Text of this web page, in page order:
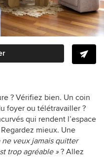
? Vérifiez bien. Un coin
foyer ou télétravailler ?
qui rendent l’espace
mieux. Une
ne veux jamais quitter
trop agréable» ? Allez